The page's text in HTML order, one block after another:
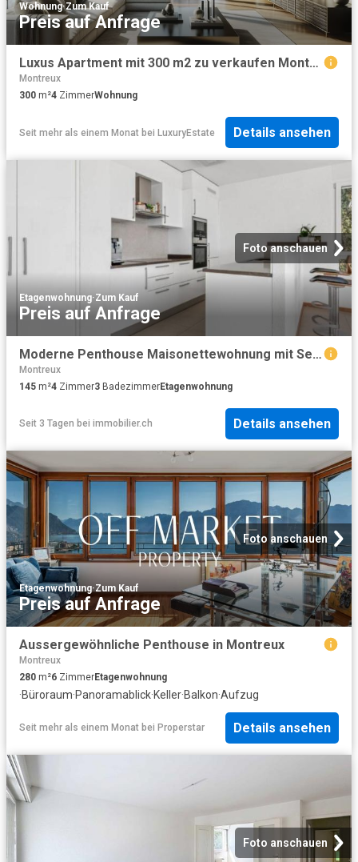
Wohnung·Zum Kauf
Preis auf Anfrage
Luxus Apartment mit 300 m2 zu verkaufen Montreux, Schweiz
Montreux
300 m²4 ZimmerWohnung
Seit mehr als einem Monat bei LuxuryEstate Details ansehen
Foto anschauen
Etagenwohnung·Zum Kauf
Preis auf Anfrage
Moderne Penthouse Maisonettewohnung mit Seeblick
Montreux
145 m²4 Zimmer3 BadezimmerEtagenwohnung
Seit 3 Tagen bei immobilier.ch Details ansehen
Foto anschauen
Etagenwohnung·Zum Kauf
Preis auf Anfrage
Aussergewöhnliche Penthouse in Montreux
Montreux
280 m²6 ZimmerEtagenwohnung
·Büroraum·Panoramablick·Keller·Balkon·Aufzug
Seit mehr als einem Monat bei Properstar Details ansehen
Foto anschauen